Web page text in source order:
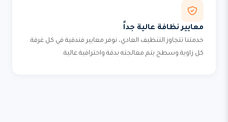
معايير نظافة عالية جداً
خدمتنا تتجاوز التنظيف العادي، نوفر معايير فندقية في كل غرفة.
كل زاوية وسطح يتم معالجته بدقة واحترافية عالية.